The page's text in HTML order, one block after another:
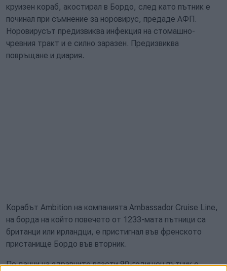
круизен кораб, акостирал в Бордо, след като пътник е
починал при съмнение за норовирус, предаде АФП.
Норовирусът предизвиква инфекция на стомашно-
чревния тракт и е силно заразен. Предизвиква
повръщане и диария.
Корабът Ambition на компанията Ambassador Cruise Line,
на борда на който повечето от 1233-мата пътници са
британци или ирландци, е пристигнал във френското
пристанище Бордо във вторник.
По данни на здравните власти 90-годишен пътник е